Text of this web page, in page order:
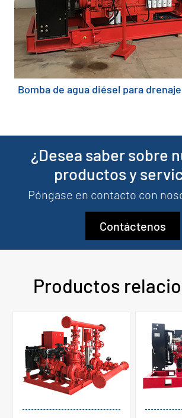
Bomba de agua diésel para
¿Desea saber sobre
productos y
Póngase en contacto con
Contáctenos
Productos